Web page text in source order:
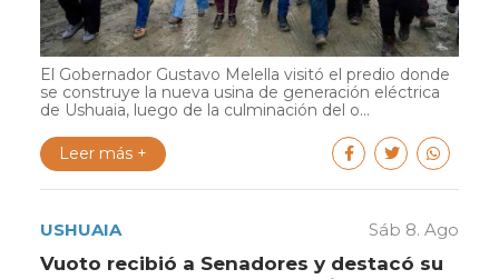
El Gobernador Gustavo Melella visitó el predio donde
se construye la nueva usina de generación eléctrica
de Ushuaia, luego de la culminación del o...
Leer más +
USHUAIA Sáb 8. Ago
Vuoto recibió a Senadores y destacó su